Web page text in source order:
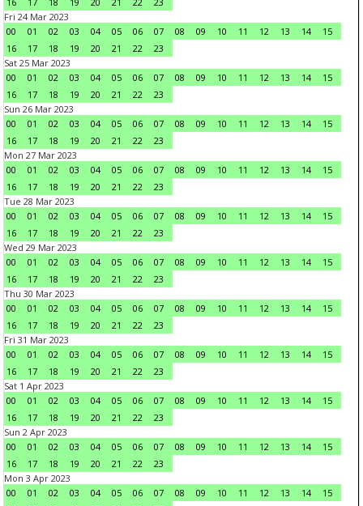
Fri 24 Mar 2023
00
01 02 03 04 05 06 07 08 09 10 11 12 13 14
15
16
17 18 19 20 21 22
23
Sat 25 Mar 2023
00
01 02 03 04 05 06 07 08 09 10 11 12 13 14
15
16
17 18 19 20 21 22
23
Sun 26 Mar 2023
00
01 02 03 04 05 06 07 08 09 10 11 12 13 14
15
16
17 18 19 20 21 22
23
Mon 27 Mar 2023
00
01 02 03 04 05 06 07 08 09 10 11 12 13 14
15
16
17 18 19 20 21 22
23
Tue 28 Mar 2023
00
01 02 03 04 05 06 07 08 09 10 11 12 13 14
15
16
17 18 19 20 21 22
23
Wed 29 Mar 2023
00
01 02 03 04 05 06 07 08 09 10 11 12 13 14
15
16
17 18 19 20 21 22
23
Thu 30 Mar 2023
00
01 02 03 04 05 06 07 08 09 10 11 12 13 14
15
16
17 18 19 20 21 22
23
Fri 31 Mar 2023
00
01 02 03 04 05 06 07 08 09 10 11 12 13 14
15
16
17 18 19 20 21 22
23
Sat 1 Apr 2023
00
01 02 03 04 05 06 07 08 09 10 11 12 13 14
15
16
17 18 19 20 21 22
23
Sun 2 Apr 2023
00
01 02 03 04 05 06 07 08 09 10 11 12 13 14
15
16
17 18 19 20 21 22
23
Mon 3 Apr 2023
00
01 02 03 04 05 06 07 08 09 10 11 12 13 14
15